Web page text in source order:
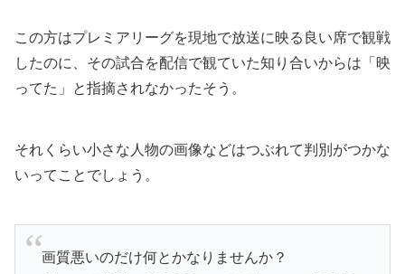
この方はプレミアリーグを現地で放送に映る良い席で観戦
したのに、その試合を配信で観ていた知り合いからは「映
ってた」と指摘されなかったそう。
それくらい小さな人物の画像などはつぶれて判別がつかな
いってことでしょう。
画質悪いのだけ何とかなりませんか？